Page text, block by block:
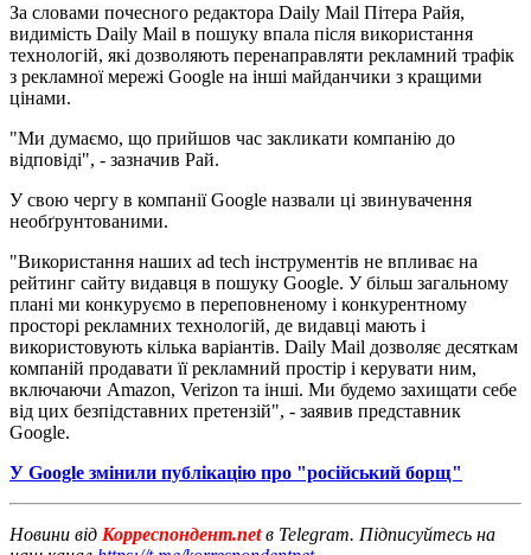
За словами почесного редактора Daily Mail Пітера Райя,
видимість Daily Mail в пошуку впала після використання
технологій, які дозволяють перенаправляти рекламний трафік
з рекламної мережі Google на інші майданчики з кращими
цінами.
"Ми думаємо, що прийшов час закликати компанію до
відповіді", - зазначив Рай.
У свою чергу в компанії Google назвали ці звинувачення
необґрунтованими.
"Використання наших ad tech інструментів не впливає на
рейтинг сайту видавця в пошуку Google. У більш загальному
плані ми конкуруємо в переповненому і конкурентному
просторі рекламних технологій, де видавці мають і
використовують кілька варіантів. Daily Mail дозволяє десяткам
компаній продавати її рекламний простір і керувати ним,
включаючи Amazon, Verizon та інші. Ми будемо захищати себе
від цих безпідставних претензій", - заявив представник
Google.
У Google змінили публікацію про "російський борщ"
Новини від Корреспондент.netв Telegram. Підписуйтесь на